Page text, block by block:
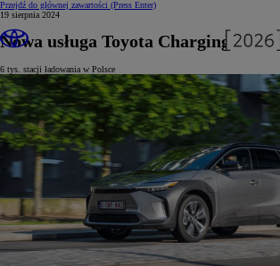
Przejdź do głównej zawartości (Press Enter)
19 sierpnia 2024
Nowa usługa Toyota Charging
6 tys. stacji ładowania w Polsce